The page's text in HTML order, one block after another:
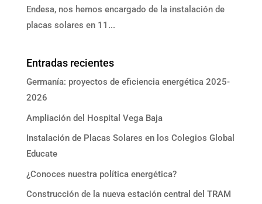
Endesa, nos hemos encargado de la instalación de
placas solares en 11...
Entradas recientes
Germanía: proyectos de eficiencia energética 2025-
2026
Ampliación del Hospital Vega Baja
Instalación de Placas Solares en los Colegios Global
Educate
¿Conoces nuestra política energética?
Construcción de la nueva estación central del TRAM